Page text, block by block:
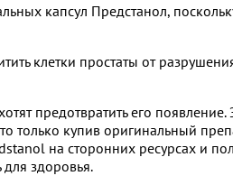
капсул Предстанол,
клетки простаты от
предотвратить его
только купив оригинальный
на сторонних ресурсах и
для здоровья.